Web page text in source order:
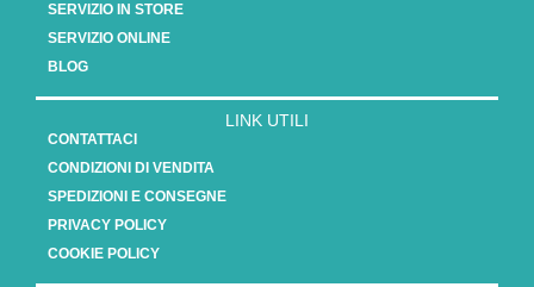
SERVIZIO IN STORE
SERVIZIO ONLINE
BLOG
LINK UTILI
CONTATTACI
CONDIZIONI DI VENDITA
SPEDIZIONI E CONSEGNE
PRIVACY POLICY
COOKIE POLICY